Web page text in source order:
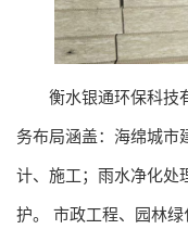
衡水银通环保科技
务布局涵盖：海绵城市
计、施工；雨水净化处
护。 市政工程、园林